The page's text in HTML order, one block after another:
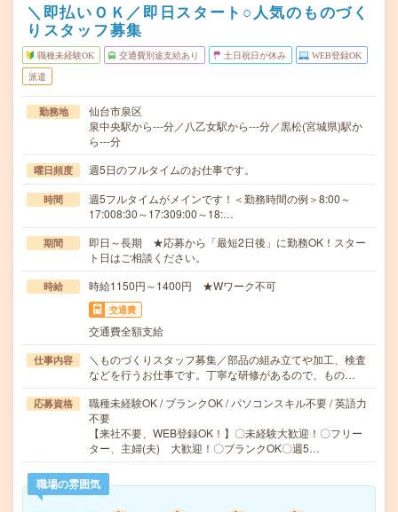
＼即払いＯＫ／即日スタート○人気のものづく
りスタッフ募集
職種未経験OK 交通費別途支給あり 土日祝日が休み WEB登録OK
派遣
勤務地
仙台市泉区
泉中央駅から---分／八乙女駅から---分／黒松(宮城県)駅か
ら---分
曜日頻度 週5日のフルタイムのお仕事です。
時間
週5フルタイムがメインです！＜勤務時間の例＞8:00～
17:008:30～17:309:00～18:…
期間
即日～長期 ★応募から「最短2日後」に勤務OK！スター
ト日はご相談ください。
時給 時給1150円～1400円 ★Wワーク不可
交通費
交通費全額支給
仕事内容
＼ものづくりスタッフ募集／部品の組み立てや加工、検査
などを行うお仕事です。丁寧な研修があるので、もの…
応募資格
職種未経験OK / ブランクOK / パソコンスキル不要 / 英語力
不要
【来社不要、WEB登録OK！】〇未経験大歓迎！〇フリー
ター、主婦(夫) 大歓迎！〇ブランクOK〇週5…
職場の雰囲気